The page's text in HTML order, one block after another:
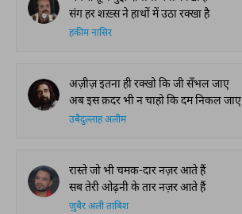
संग हर शख़्स ने हाथों में उठा रक्खा है
हकीम नासिर
अज़ीज़ इतना ही रक्खो कि जी सँभल जाए
अब इस क़दर भी न चाहो कि दम निकल जाए
उबैदुल्लाह अलीम
रास्ते जो भी चमक-दार नज़र आते हैं
सब तेरी ओढ़नी के तार नज़र आते हैं
ज़ुबैर अली ताबिश